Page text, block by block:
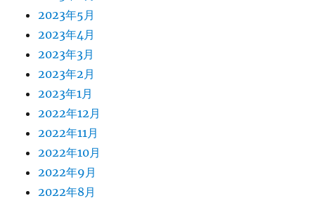
2023年5月
2023年4月
2023年3月
2023年2月
2023年1月
2022年12月
2022年11月
2022年10月
2022年9月
2022年8月